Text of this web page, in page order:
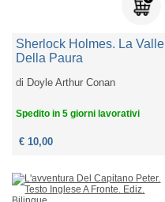
Sherlock Holmes. La Valle
Della Paura
di Doyle Arthur Conan
Spedito in 5 giorni lavorativi
€ 10,00